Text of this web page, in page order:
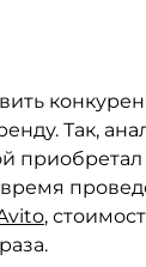
Так,
время
,